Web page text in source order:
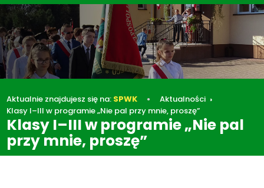
Aktualnie znajdujesz się na: SPWK
Aktualności
Klasy I–III w programie „Nie pal przy mnie, proszę”
Klasy I–III w programie „Nie pal
przy mnie, proszę”